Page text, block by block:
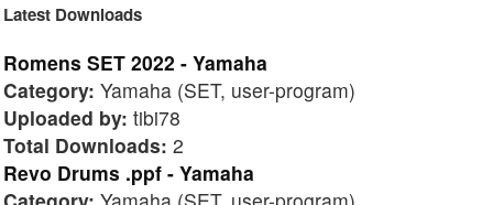
Latest Downloads
Romens SET 2022 - Yamaha
Category: Yamaha (SET, user-program)
Uploaded by: tibi78
Total Downloads: 2
Revo Drums .ppf - Yamaha